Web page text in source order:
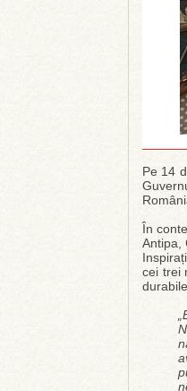
Pe 14
În
Antipa,
cei trei
durabile.